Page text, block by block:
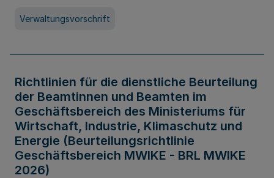
Verwaltungsvorschrift
Richtlinien für die dienstliche Beurteilung
der Beamtinnen und Beamten im
Geschäftsbereich des Ministeriums für
Wirtschaft, Industrie, Klimaschutz und
Energie (Beurteilungsrichtlinie
Geschäftsbereich MWIKE - BRL MWIKE
2026)